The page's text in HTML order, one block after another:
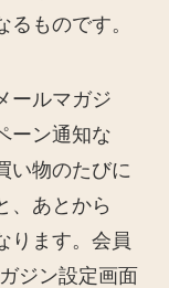
ものです。
ールマガジ
ーン通知な
い物のたびに
、あとから
ります。会員
ジン設定画面